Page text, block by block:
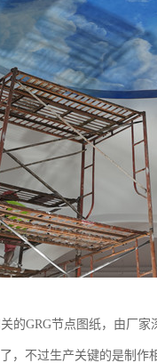
的GRG节点图纸，由厂
，不过生产关键的是制